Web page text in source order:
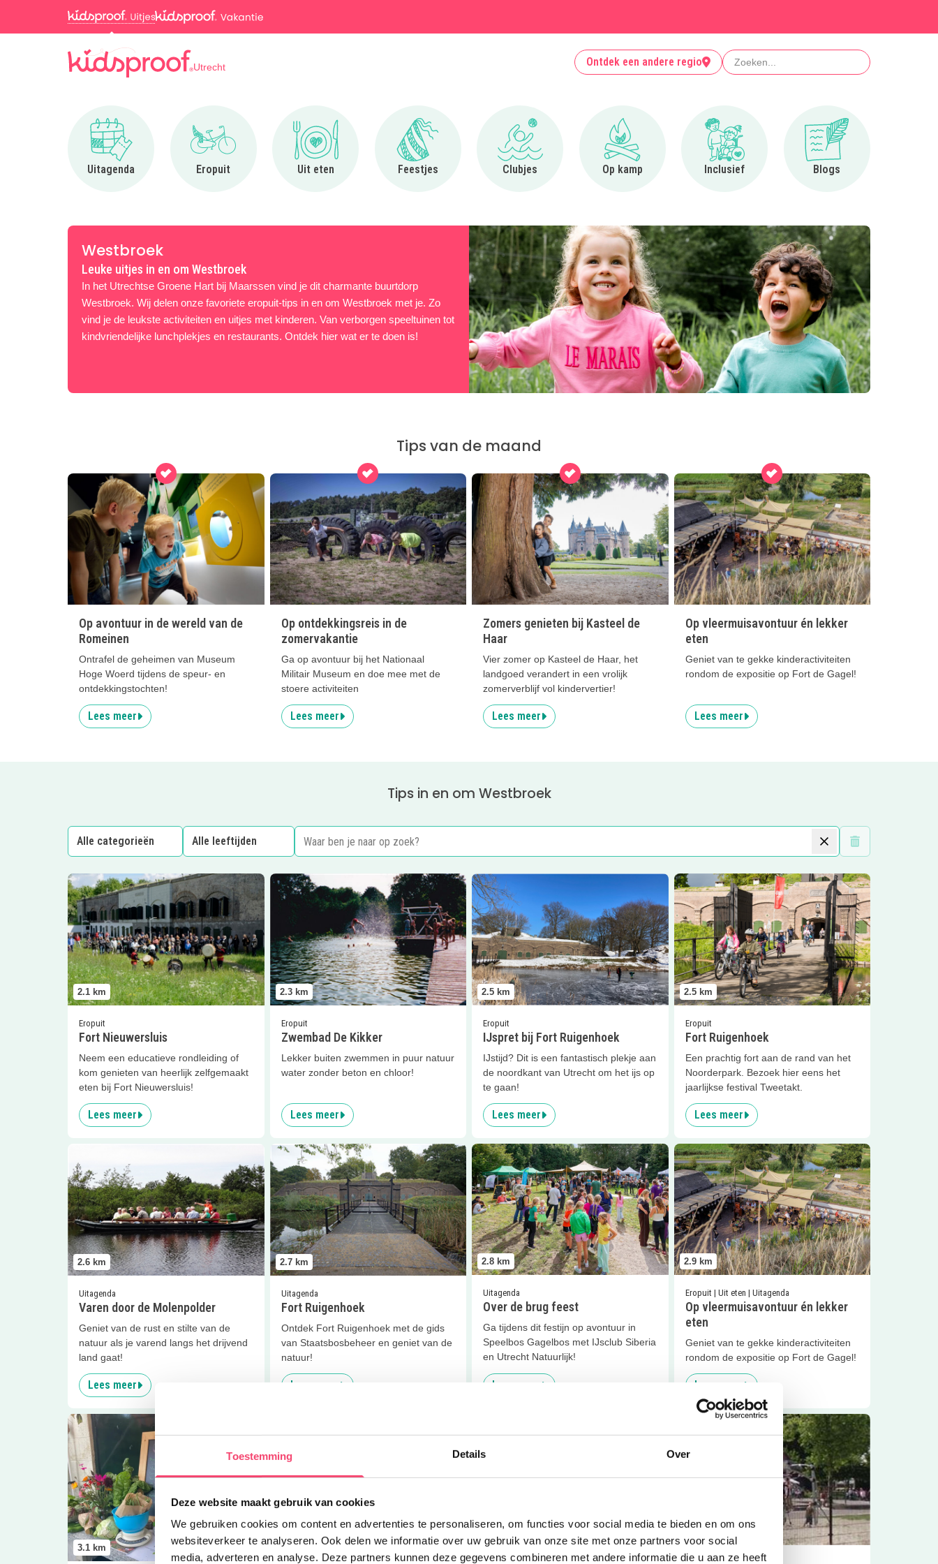
Toestemming Details Over
Deze website maakt gebruik van cookies
We gebruiken cookies om content en advertenties te personaliseren, om functies voor social media te bieden en om ons
websiteverkeer te analyseren. Ook delen we informatie over uw gebruik van onze site met onze partners voor social
media, adverteren en analyse. Deze partners kunnen deze gegevens combineren met andere informatie die u aan ze heeft
Utrecht Ontdek een andere regio Zoeken
Uitagenda
Ga naar Uitagenda
Eropuit
Ga naar Eropuit
Uit eten
Ga naar Uit eten
Feestjes
Ga naar Feestjes
Clubjes
Ga naar Clubjes
Op kamp
Ga naar Op kamp
Inclusief
Ga naar Inclusief
Blogs
Ga naar Blogs
Westbroek
Leuke uitjes in en om Westbroek
In het Utrechtse Groene Hart bij Maarssen vind je dit charmante buurtdorp
Westbroek. Wij delen onze favoriete eropuit-tips in en om Westbroek met je. Zo
vind je de leukste activiteiten en uitjes met kinderen. Van verborgen speeltuinen tot
kindvriendelijke lunchplekjes en restaurants. Ontdek hier wat er te doen is!
Tips van de maand
Op avontuur in de wereld van de
Romeinen
Ontrafel de geheimen van Museum
Hoge Woerd tijdens de speur- en
ontdekkingstochten!
Lees meer
Op ontdekkingsreis in de
zomervakantie
Ga op avontuur bij het Nationaal
Militair Museum en doe mee met de
stoere activiteiten
Lees meer
Zomers genieten bij Kasteel de
Haar
Vier zomer op Kasteel de Haar, het
landgoed verandert in een vrolijk
zomerverblijf vol kindervertier!
Lees meer
Op vleermuisavontuur én lekker
eten
Geniet van te gekke kinderactiviteiten
rondom de expositie op Fort de Gagel!
Lees meer
Tips in en om Westbroek
Wis filters
2.1 km
Eropuit
Fort Nieuwersluis
Neem een educatieve rondleiding of
kom genieten van heerlijk zelfgemaakt
eten bij Fort Nieuwersluis!
Lees meer
Lees meer Fort Nieuwersluis
2.3 km
Eropuit
Zwembad De Kikker
Lekker buiten zwemmen in puur natuur
water zonder beton en chloor!
Lees meer
Lees meer Zwembad De Kikker
2.5 km
Eropuit
IJspret bij Fort Ruigenhoek
IJstijd? Dit is een fantastisch plekje aan
de noordkant van Utrecht om het ijs op
te gaan!
Lees meer
Lees meer
2.5 km
Eropuit
Fort Ruigenhoek
Een prachtig fort aan de rand van het
Noorderpark. Bezoek hier eens het
jaarlijkse festival Tweetakt.
Lees meer
Lees meer Fort Ruigenhoek
2.6 km
Uitagenda
Varen door de Molenpolder
Geniet van de rust en stilte van de
natuur als je varend langs het drijvend
land gaat!
Lees meer
2.7 km
Uitagenda
Fort Ruigenhoek
Ontdek Fort Ruigenhoek met de gids
van Staatsbosbeheer en geniet van de
natuur!
Lees meer
Lees meer Fort Ruigenhoek
2.8 km
Uitagenda
Over de brug feest
Ga tijdens dit festijn op avontuur in
Speelbos Gagelbos met IJsclub Siberia
en Utrecht Natuurlijk!
Lees meer
Lees meer Over de brug feest
2.9 km
Eropuit | Uit eten | Uitagenda
Op vleermuisavontuur én lekker
eten
Geniet van te gekke kinderactiviteiten
rondom de expositie op Fort de Gagel!
Lees meer
Lees meer Op vleermuisavontuur én lekker eten
3.1 km
Lees meer Bloemen plukken en verse groenten
3.3 km
Lees meer Speeltuin Gagelsteede